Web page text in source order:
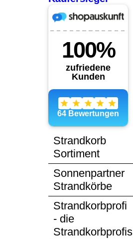
Strandkorb
Sortiment
Sonnenpartner
Strandkörbe
Strandkorbprofi
- die
Strandkorbprofis